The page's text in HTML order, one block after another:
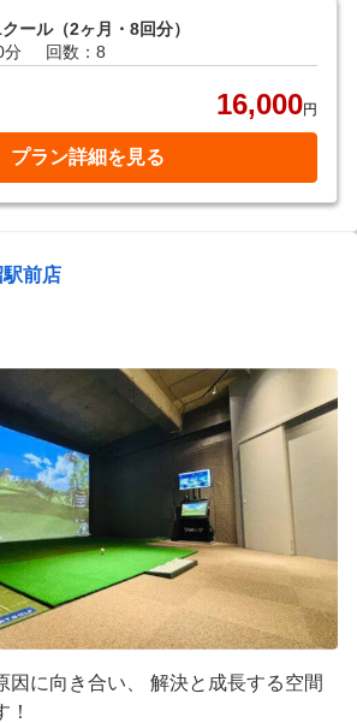
ール（2ヶ月・8回分）
分
回数：8
16,000円
プラン詳細を見る
前店
因に向き合い、 解決と成長する空間
！